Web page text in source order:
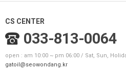
CS CENTER
033-813-0064
open : am 10:00 ~ pm 06:00 / Sat, Sun,
gatoil@seowondang.kr